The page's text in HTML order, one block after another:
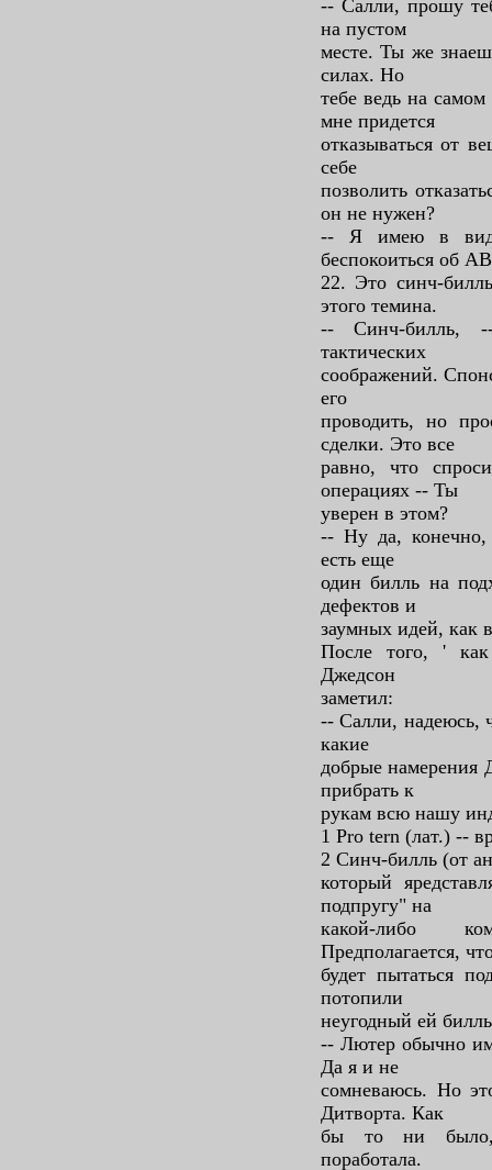
-- Салли, прошу
на пустом
месте. Ты же
силах. Но
тебе ведь на
мне придется
отказываться от
себе
позволить
он не нужен?
-- Я имею в
беспокоиться об АВ
22. Это синч-
этого темина.
-- Синч-билль,
тактических
соображений.
его
проводить, но
сделки. Это все
равно, что
операциях -- Ты
уверен в этом?
-- Ну да,
есть еще
один билль на
дефектов и
заумных идей, как
После того, '
Джедсон
заметил:
-- Салли, надеюсь,
какие
добрые намерения
прибрать к
рукам всю нашу
1 Pro tern (лат.) --
2 Синч-билль (от
который
подпругу" на
какой-либо
Предполагается,
будет пытаться
потопили
неугодный ей
-- Лютер обычно
Да я и не
сомневаюсь. Но
Дитворта. Как
бы то ни было,
поработала.